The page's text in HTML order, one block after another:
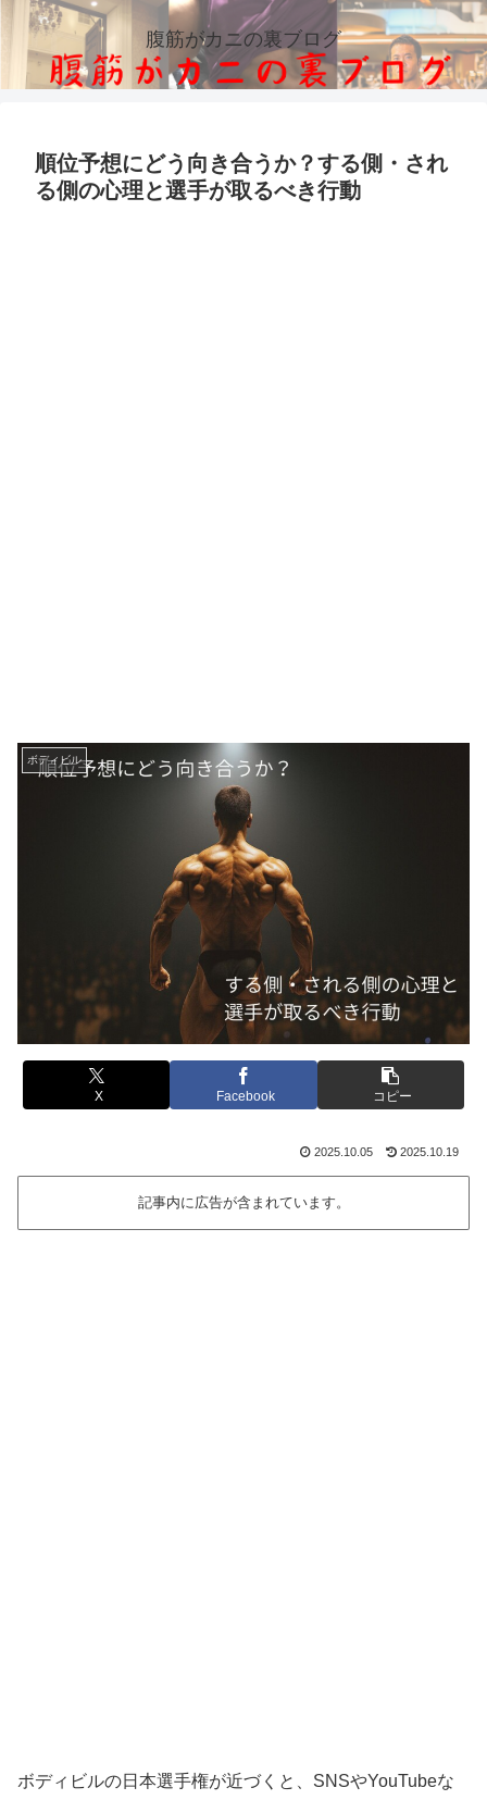
腹筋がカニの裏ブログ
順位予想にどう向き合うか？する側・され
る側の心理と選手が取るべき行動
ボディビル
X Facebook コピー
2025.10.05 2025.10.19
記事内に広告が含まれています。
ボディビルの日本選手権が近づくと、SNSやYouTubeな